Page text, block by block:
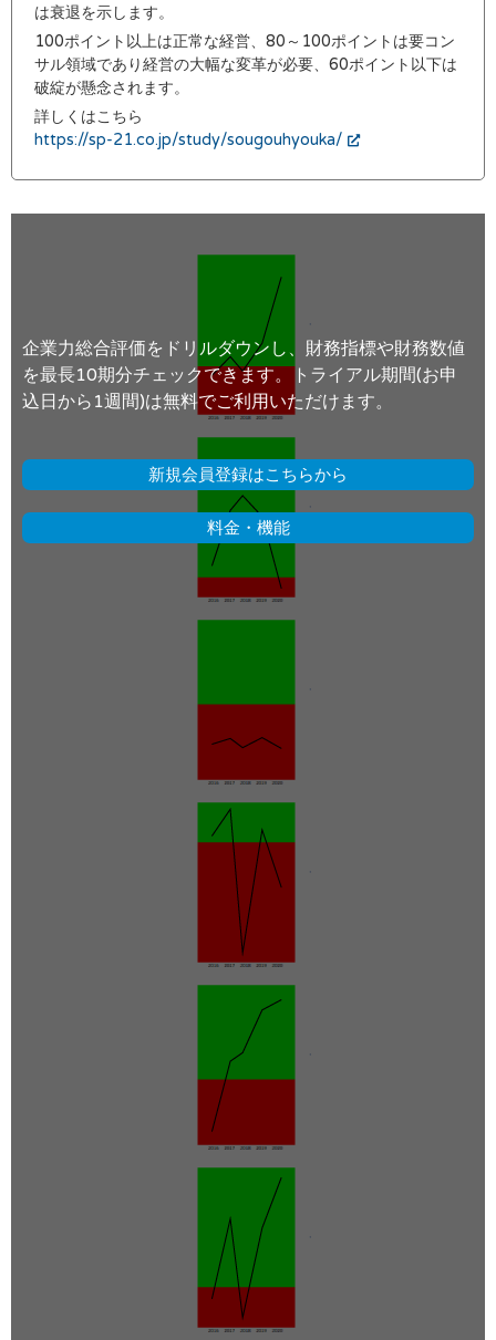
は衰退を示します。
100ポイント以上は正常な経営、80～100ポイントは要コン
サル領域であり経営の大幅な変革が必要、60ポイント以下は
破綻が懸念されます。
詳しくはこちら
https://sp-21.co.jp/study/sougouhyouka/
企業力総合評価をドリルダウンし、財務指標や財務数値
を最長10期分チェックできます。トライアル期間(お申
込日から1週間)は無料でご利用いただけます。
新規会員登録はこちらから
料金・機能